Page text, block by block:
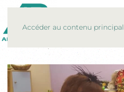
Accéder au contenu principal